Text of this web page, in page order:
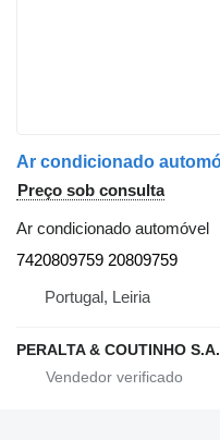
Preço sob consulta
Ar condicionado automóvel
7420809759 20809759
Portugal, Leiria
PERALTA & COUTINHO S.A.